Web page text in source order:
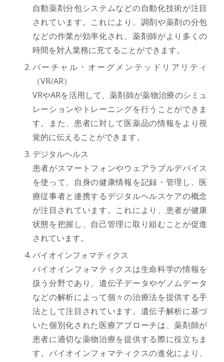
自動薬剤分包システムなどの自動化技術が注目
されています。これにより、調剤や薬剤の分包
などの作業が効率化され、薬剤師がより多くの
時間を対人業務に充てることができます。
バーチャル・オーグメンテッドリアリティ
（VR/AR）
VRやARを活用して、薬剤師が薬物治療のシミュ
レーションやトレーニングを行うことができま
す。また、患者に対して医薬品の情報をより視
覚的に伝えることができます。
デジタルヘルス
患者がスマートフォンやウェアラブルデバイス
を使って、自身の健康情報を記録・管理し、医
療従事者と連携するデジタルヘルスケアの概念
が注目されています。これにより、患者が健康
状態を把握し、自己管理に取り組むことが促進
されています。
バイオインフォマティクス
バイオインフォマティクスは生命科学の情報を
扱う分野であり、遺伝子データやゲノムデータ
などの解析によって個々の治療法を提供する手
法として注目されています。遺伝子解析に基づ
いた個別化された医療アプローチは、薬剤師が
患者に適切な薬物治療を提供する際に役立ちま
す。バイオインフォマティクスの進化により、